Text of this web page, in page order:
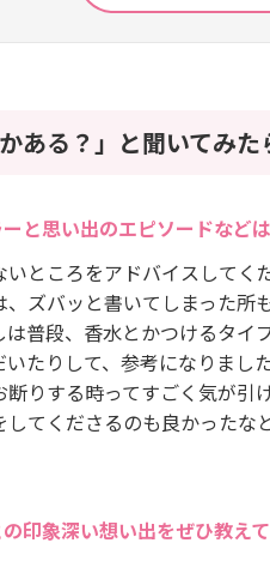
かある？」と聞いてみ
と思い出のエピソードなど
ところをアドバイスしてく
、ズバッと書いてしまった
は普段、香水とかつけるタイ
いたりして、参考になりまし
断りする時ってすごく気が引
してくださるのも良かったな
印象深い想い出をぜひ教えて